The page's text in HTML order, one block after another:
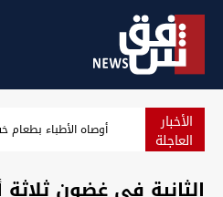
الأخبار
العاجلة كشف تفاصيل عملية
الثانية في غضون